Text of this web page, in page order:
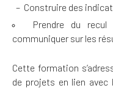
– Construire des
Prendre du
communiquer sur les
Cette formation
de projets en lien avec